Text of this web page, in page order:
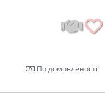
По домовленості